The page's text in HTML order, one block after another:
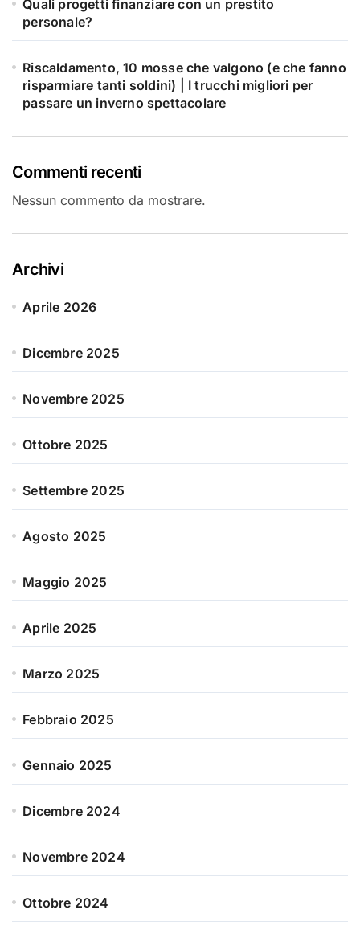
Quali progetti finanziare con un prestito
personale?
Riscaldamento, 10 mosse che valgono (e che fanno
risparmiare tanti soldini) | I trucchi migliori per
passare un inverno spettacolare
Commenti recenti
Nessun commento da mostrare.
Archivi
Aprile 2026
Dicembre 2025
Novembre 2025
Ottobre 2025
Settembre 2025
Agosto 2025
Maggio 2025
Aprile 2025
Marzo 2025
Febbraio 2025
Gennaio 2025
Dicembre 2024
Novembre 2024
Ottobre 2024